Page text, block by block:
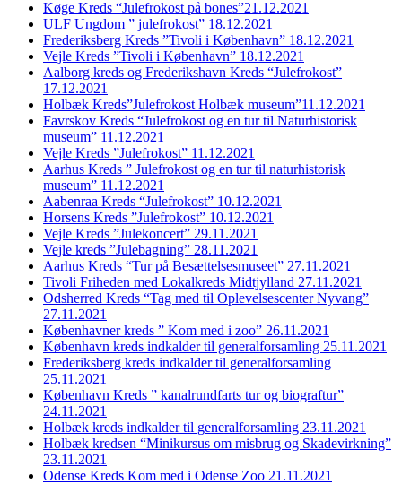
Køge Kreds “Julefrokost på bones”21.12.2021
ULF Ungdom ” julefrokost” 18.12.2021
Frederiksberg Kreds ”Tivoli i København” 18.12.2021
Vejle Kreds ”Tivoli i København” 18.12.2021
Aalborg kreds og Frederikshavn Kreds “Julefrokost”
17.12.2021
Holbæk Kreds”Julefrokost Holbæk museum”11.12.2021
Favrskov Kreds “Julefrokost og en tur til Naturhistorisk
museum” 11.12.2021
Vejle Kreds ”Julefrokost” 11.12.2021
Aarhus Kreds ” Julefrokost og en tur til naturhistorisk
museum” 11.12.2021
Aabenraa Kreds “Julefrokost” 10.12.2021
Horsens Kreds ”Julefrokost” 10.12.2021
Vejle Kreds ”Julekoncert” 29.11.2021
Vejle kreds ”Julebagning” 28.11.2021
Aarhus Kreds “Tur på Besættelsesmuseet” 27.11.2021
Tivoli Friheden med Lokalkreds Midtjylland 27.11.2021
Odsherred Kreds “Tag med til Oplevelsescenter Nyvang”
27.11.2021
Københavner kreds ” Kom med i zoo” 26.11.2021
København kreds indkalder til generalforsamling 25.11.2021
Frederiksberg kreds indkalder til generalforsamling
25.11.2021
København Kreds ” kanalrundfarts tur og biograftur”
24.11.2021
Holbæk kreds indkalder til generalforsamling 23.11.2021
Holbæk kredsen “Minikursus om misbrug og Skadevirkning”
23.11.2021
Odense Kreds Kom med i Odense Zoo 21.11.2021